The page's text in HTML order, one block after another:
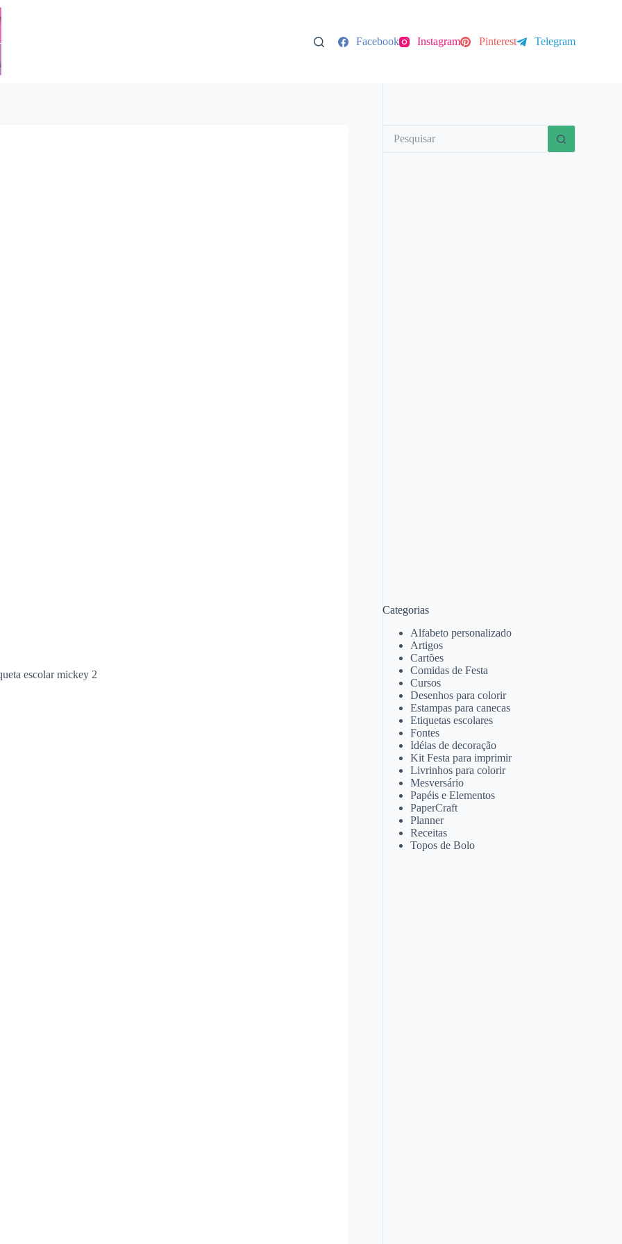
Facebook Instagram Pinterest Telegram
escolar mickey 2
Categorias
Alfabeto personalizado
Artigos
Cartões
Comidas de Festa
Cursos
Desenhos para colorir
Estampas para canecas
Etiquetas escolares
Fontes
Idéias de decoração
Kit Festa para imprimir
Livrinhos para colorir
Mesversário
Papéis e Elementos
PaperCraft
Planner
Receitas
Topos de Bolo